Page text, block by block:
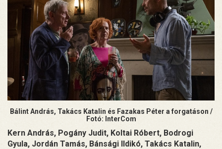
Bálint András, Takács Katalin és Fazakas Péter a forgatáson /
Fotó: InterCom
Kern András, Pogány Judit, Koltai Róbert, Bodrogi
Gyula, Jordán Tamás, Bánsági Ildikó, Takács Katalin,